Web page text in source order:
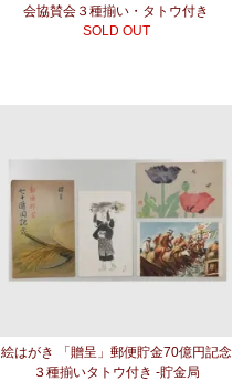
会協賛会３種揃い・タトウ付き
SOLD OUT
絵はがき 「贈呈」郵便貯金70億円記念
３種揃いタトウ付き -貯金局